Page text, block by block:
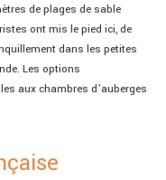
de plages de sable
ont mis le pied ici, de
dans les petites
Les options
aux chambres d’auberges